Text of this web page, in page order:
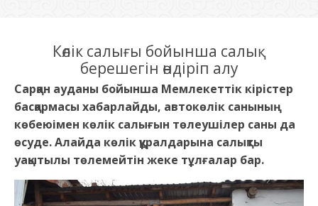
Көлік салығы бойынша салық
берешегін өндіріп алу
Сарқан ауданы бойынша Мемлекеттік кірістер
басқармасы хабарлайды, автокөлік санының
көбеюімен көлік салығын төлеушілер саны да
өсуде. Алайда көлік құралдарына салықты
уақытылы төлемейтін жеке тұлғалар бар.